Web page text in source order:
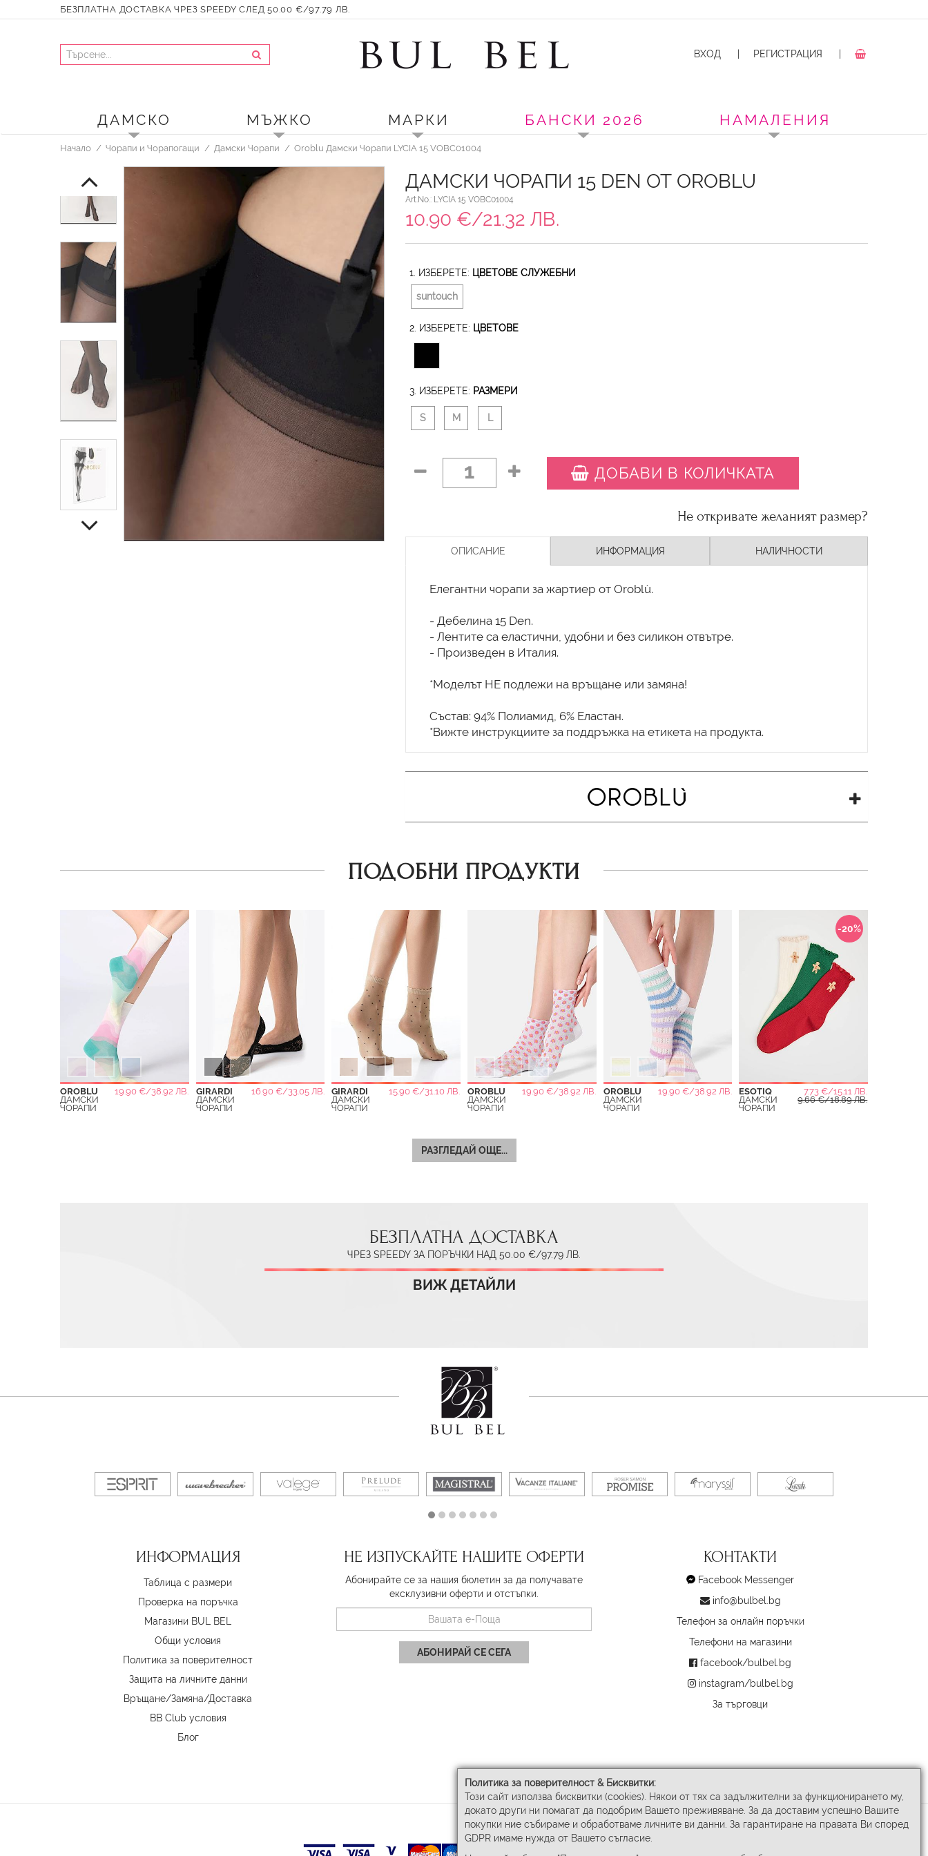
Политика за поверителност & Бисквитки:
Този сайт използва бисквитки (cookies). Някои от тях са задължителни за функционирането му,
докато други ни помагат да подобрим Вашето преживяване. За да доставим успешно Вашите
покупки ние събираме и обработваме личните ви данни. За гарантиране на правата Ви според
GDPR имаме нужда от Вашето съгласие.
БЕЗПЛАТНА ДОСТАВКА ЧРЕЗ SPEEDY СЛЕД 50.00 €/97.79 ЛВ.
ВХОД РЕГИСТРАЦИЯ
ДАМСКО МЪЖКО МАРКИ БАНСКИ 2026 НАМАЛЕНИЯ
Начало Чорапи и Чорапогащи Дамски Чорапи Oroblu Дамски Чорапи LYCIA 15 VOBC01004
ДАМСКИ ЧОРАПИ 15 DEN ОТ OROBLU
Art.No.: LYCIA 15 VOBC01004
10.90 €/21.32 ЛВ.
1. ИЗБЕРЕТЕ: ЦВЕТОВЕ СЛУЖЕБНИ
suntouch
2. ИЗБЕРЕТЕ: ЦВЕТОВЕ
3. ИЗБЕРЕТЕ: РАЗМЕРИ
S M L
1 ДОБАВИ В КОЛИЧКАТА
Не откривате желаният размер?
ОПИСАНИЕ ИНФОРМАЦИЯ НАЛИЧНОСТИ
Елегантни чорапи за жартиер от Oroblù.
- Дебелина 15 Den.
- Лентите са еластични, удобни и без силикон отвътре.
- Произведен в Италия.
*Моделът НЕ подлежи на връщане или замяна!
Състав: 94% Полиамид, 6% Еластан.
*Вижте инструкциите за поддръжка на етикета на продукта.
ПОДОБНИ ПРОДУКТИ
OROBLU
19.90 €/38.92 ЛВ.
ДАМСКИ
ЧОРАПИ
GIRARDI
16.90 €/33.05 ЛВ.
ДАМСКИ
ЧОРАПИ
GIRARDI
15.90 €/31.10 ЛВ.
ДАМСКИ
ЧОРАПИ
OROBLU
19.90 €/38.92 ЛВ.
ДАМСКИ
ЧОРАПИ
OROBLU
19.90 €/38.92 ЛВ.
ДАМСКИ
ЧОРАПИ
-20%
ESOTIQ
7.73 €/15.11 ЛВ.
ДАМСКИ
ЧОРАПИ
9.66 €/18.89 ЛВ.
РАЗГЛЕДАЙ ОЩЕ...
БЕЗПЛАТНА ДОСТАВКА
ЧРЕЗ SPEEDY ЗА ПОРЪЧКИ НАД 50.00 €/97.79 ЛВ.
ВИЖ ДЕТАЙЛИ
ИНФОРМАЦИЯ
Таблица с размери
Проверка на поръчка
Магазини BUL BEL
Oбщи условия
Политика за поверителност
Защита на личните данни
Връщане/Замяна/Доставка
BB Club условия
Блог
НЕ ИЗПУСКАЙТЕ НАШИТЕ ОФЕРТИ
Абонирайте се за нашия бюлетин за да получавате
ексклузивни оферти и отстъпки.
АБОНИРАЙ СЕ СЕГА
КОНТАКТИ
Facebook Messenger
info@bulbel.bg
Телефон за онлайн поръчки
Телефони на магазини
facebook/bulbel.bg
instagram/bulbel.bg
За търговци